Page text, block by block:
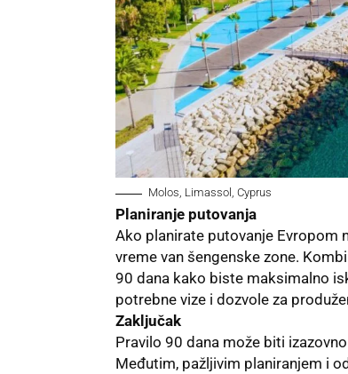
Molos, Limassol, Cyprus
Planiranje putovanja
Ako planirate putovanje Evropom
vreme van šengenske zone.
90 dana kako biste maksimalno
potrebne vize i dozvole za
Zaključak
Pravilo 90 dana može biti
Međutim, pažljivim planiranjem i